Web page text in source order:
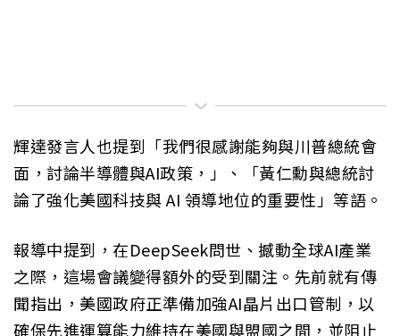
輝達發言人也提到「我們很感謝能夠與川普總統會
面，討論半導體與AI政策，」、「黃仁勳與總統討
論了強化美國科技與 AI 領導地位的重要性」等語。
報導中提到，在DeepSeek問世、撼動全球AI產業
之際，這場會議變得額外的受到關注。先前就有傳
聞指出，美國政府正準備加強AI晶片出口管制，以
確保先進運算能力維持在美國與盟國之間，並阻止